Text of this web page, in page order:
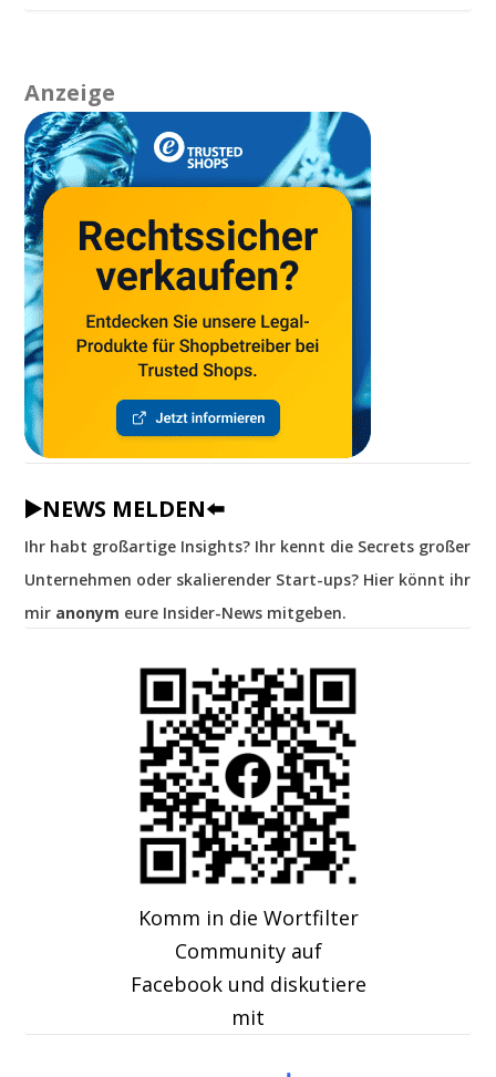
Anzeige
▶️NEWS MELDEN⬅️
Ihr habt großartige Insights? Ihr kennt die Secrets großer
Unternehmen oder skalierender Start-ups? Hier könnt ihr
mir anonym eure Insider-News mitgeben.
Komm in die Wortfilter
Community auf
Facebook und diskutiere
mit